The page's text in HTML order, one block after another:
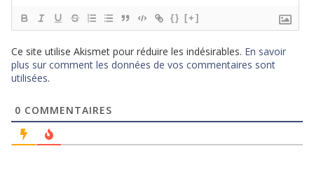
{} [+]
Ce site utilise Akismet pour réduire les indésirables. En savoir
plus sur comment les données de vos commentaires sont
utilisées.
0 COMMENTAIRES